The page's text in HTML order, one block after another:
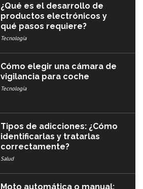
¿Qué es el desarrollo de
productos electrónicos y
qué pasos requiere?
Tecnología
Cómo elegir una cámara de
vigilancia para coche
Tecnología
Tipos de adicciones: ¿Cómo
identificarlas y tratarlas
correctamente?
Salud
Moto automática o manual: